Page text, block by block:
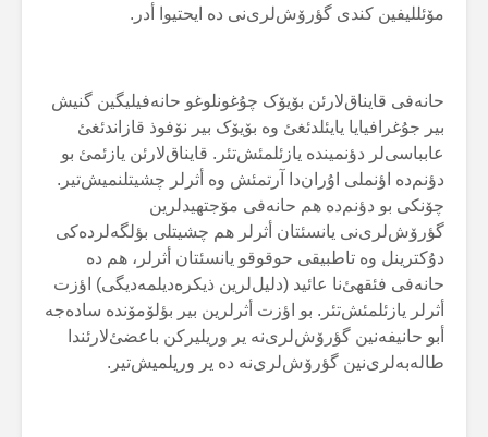
مۆئللیفین کندی گؤرۆش‌لری‌نی دە ایحتیوا أدر.
حانەفی قایناق‌لارئن بۆیۆک چۇغونلوغو حانەفیلیگین گنیش
بیر جۇغرافیایا یایئلدئغئ وە بۆیۆک بیر نۆفوذ قازاندئغئ
عابباسی‌لر دؤنمیندە یازئلمئش‌تئر. قایناق‌لارئن یازئمئ بو
دؤنم‌دە اؤنملی اۇران‌دا آرتمئش وە أثرلر چشیتلنمیش‌تیر.
چۆنکی بو دؤنم‌دە هم حانەفی مۆجتهیدلرین
گؤرۆش‌لری‌نی یانسئتان أثرلر هم چشیتلی بؤلگەلردەکی
دۇکترینل وە تاطبیقی حوقوقو یانسئتان أثرلر، هم دە
حانەفی فئقهئ‌نا عائید (دلیل‌لرین ذیکرەدیلمەدیگی) اؤزت
أثرلر یازئلمئش‌تئر. بو اؤزت أثرلرین بیر بؤلۆمۆندە سادەجە
أبو حانیفەنین گؤرۆش‌لری‌نە یر وریلیرکن باعضئ‌لارئندا
طالەبەلری‌نین گؤرۆش‌لری‌نە دە یر وریلمیش‌تیر.